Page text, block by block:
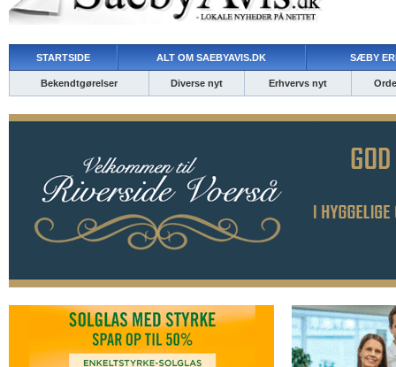
STARTSIDE ALT OM SAEBYAVIS.DK SÆBY
Bekendtgørelser Diverse nyt Erhvervs nyt